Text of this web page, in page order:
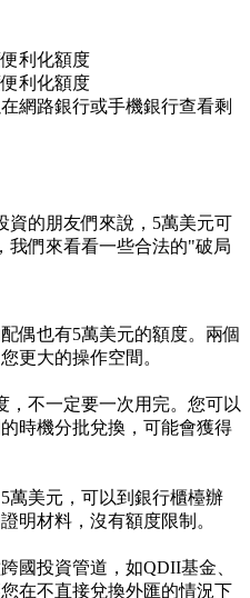
利化額度
利化額度
網路銀行或手機銀行查看剩
資的朋友們來說，5萬美元可
我們來看看一些合法的"破局
偶也有5萬美元的額度。兩個
更大的操作空間。
，不一定要一次用完。您可以
時機分批兌換，可能會獲得
萬美元，可以到銀行櫃檯辦
明材料，沒有額度限制。
國投資管道，如QDII基金、
在不直接兌換外匯的情況下